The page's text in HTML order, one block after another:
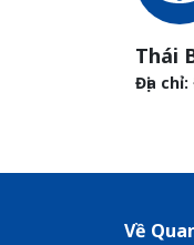
Thái
Địa chỉ:
Về